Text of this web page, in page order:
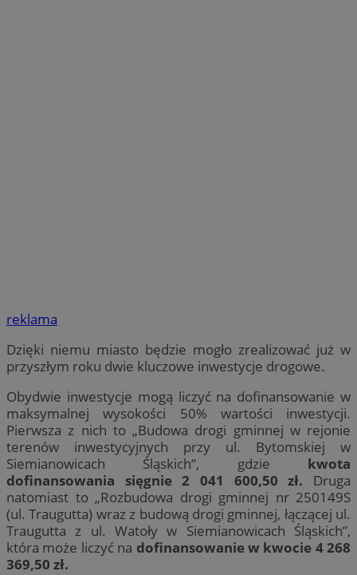
reklama
Dzięki niemu miasto będzie mogło zrealizować już w
przyszłym roku dwie kluczowe inwestycje drogowe.
Obydwie inwestycje mogą liczyć na dofinansowanie w
maksymalnej wysokości 50% wartości inwestycji.
Pierwsza z nich to „Budowa drogi gminnej w rejonie
terenów inwestycyjnych przy ul. Bytomskiej w
Siemianowicach Śląskich”, gdzie kwota
dofinansowania sięgnie 2 041 600,50 zł. Druga
natomiast to „Rozbudowa drogi gminnej nr 250149S
(ul. Traugutta) wraz z budową drogi gminnej, łączącej ul.
Traugutta z ul. Watoły w Siemianowicach Śląskich”,
która może liczyć na dofinansowanie w kwocie 4 268
369,50 zł.